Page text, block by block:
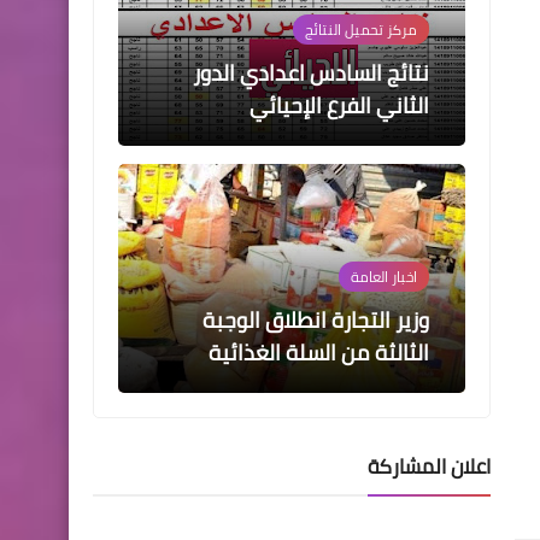
مركز تحميل النتائج
نتائج السادس اعدادي الدور
الثاني الفرع الإحيائي
اخبار العامة
وزير التجارة انطلاق الوجبة
الثالثة من السلة الغذائية
التطبيقات
اعلان المشاركة